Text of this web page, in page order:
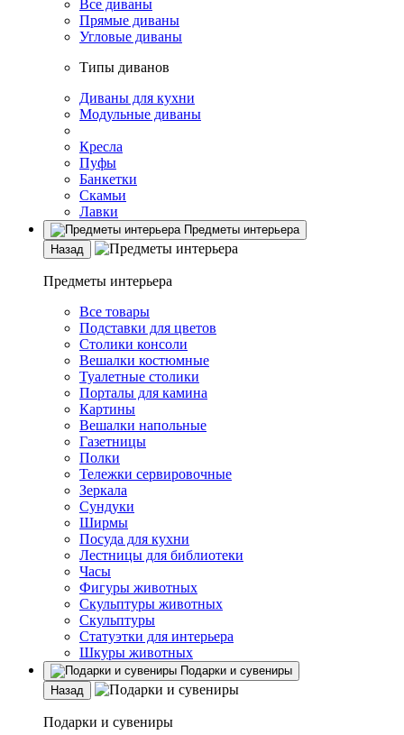
Все диваны
Прямые диваны
Угловые диваны
Типы диванов
Диваны для кухни
Модульные диваны
Кресла
Пуфы
Банкетки
Скамьи
Лавки
Предметы интерьера
Назад
Предметы интерьера
Все товары
Подставки для цветов
Столики консоли
Вешалки костюмные
Туалетные столики
Порталы для камина
Картины
Вешалки напольные
Газетницы
Полки
Тележки сервировочные
Зеркала
Сундуки
Ширмы
Посуда для кухни
Лестницы для библиотеки
Часы
Фигуры животных
Скульптуры животных
Скульптуры
Статуэтки для интерьера
Шкуры животных
Подарки и сувениры
Назад
Подарки и сувениры